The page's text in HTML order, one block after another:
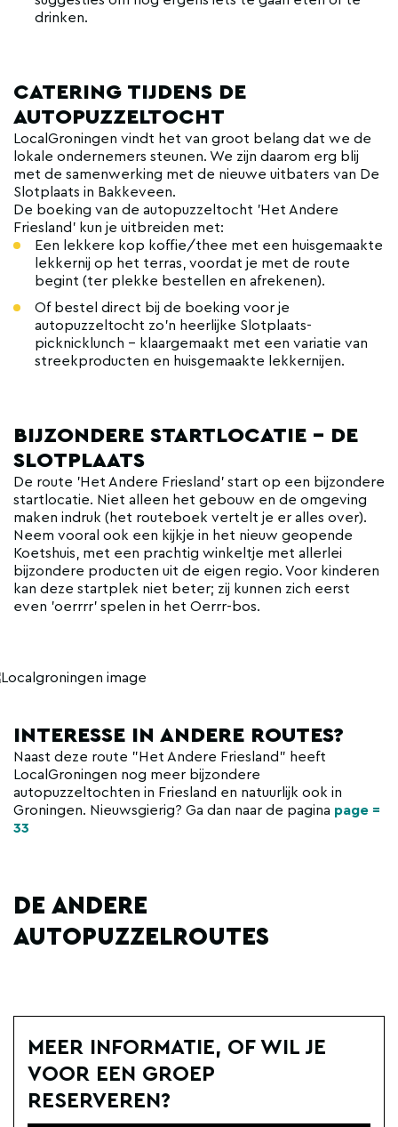
drinken.
CATERING TIJDENS DE
AUTOPUZZELTOCHT
LocalGroningen vindt het van groot belang dat we de
lokale ondernemers steunen. We zijn daarom erg blij
met de samenwerking met de nieuwe uitbaters van De
Slotplaats in Bakkeveen.
De boeking van de autopuzzeltocht 'Het Andere
Friesland' kun je uitbreiden met:
Een lekkere kop koffie/thee met een huisgemaakte
lekkernij op het terras, voordat je met de route
begint (ter plekke bestellen en afrekenen).
Of bestel direct bij de boeking voor je
autopuzzeltocht zo'n heerlijke Slotplaats-
picknicklunch - klaargemaakt met een variatie van
streekproducten en huisgemaakte lekkernijen.
BIJZONDERE STARTLOCATIE - DE
SLOTPLAATS
De route 'Het Andere Friesland' start op een bijzondere
startlocatie. Niet alleen het gebouw en de omgeving
maken indruk (het routeboek vertelt je er alles over).
Neem vooral ook een kijkje in het nieuw geopende
Koetshuis, met een prachtig winkeltje met allerlei
bijzondere producten uit de eigen regio. Voor kinderen
kan deze startplek niet beter; zij kunnen zich eerst
even 'oerrrr' spelen in het Oerrr-bos.
INTERESSE IN ANDERE ROUTES?
Naast deze route "Het Andere Friesland" heeft
LocalGroningen nog meer bijzondere
autopuzzeltochten in Friesland en natuurlijk ook in
Groningen. Nieuwsgierig? Ga dan naar de pagina page =
33
DE ANDERE
AUTOPUZZELROUTES
MEER INFORMATIE, OF WIL JE
VOOR EEN GROEP
RESERVEREN?